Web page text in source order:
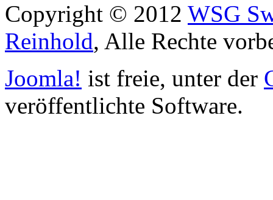
Copyright © 2012 WSG
Reinhold, Alle Rechte
Joomla! ist freie, unter der
veröffentlichte Software.